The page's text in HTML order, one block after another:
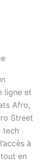
ligne et
Afro,
Street
tech
à
en